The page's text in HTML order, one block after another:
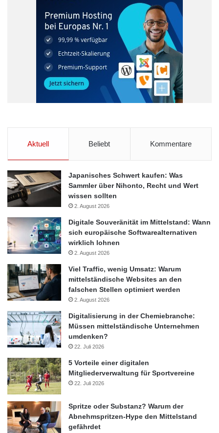
Aktuell Beliebt Kommentare
Japanisches Schwert kaufen: Was
Sammler über Nihonto, Recht und Wert
wissen sollten
2. August 2026
Digitale Souveränität im Mittelstand: Wann
sich europäische Softwarealternativen
wirklich lohnen
2. August 2026
Viel Traffic, wenig Umsatz: Warum
mittelständische Websites an den
falschen Stellen optimiert werden
2. August 2026
Digitalisierung in der Chemiebranche:
Müssen mittelständische Unternehmen
umdenken?
22. Juli 2026
5 Vorteile einer digitalen
Mitgliederverwaltung für Sportvereine
22. Juli 2026
Spritze oder Substanz? Warum der
Abnehmspritzen-Hype den Mittelstand
gefährdet